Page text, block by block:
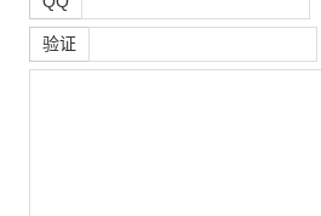
验证